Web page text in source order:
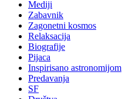
Mediji
Zabavnik
Zagonetni kosmos
Relaksacija
Biografije
Pijaca
Inspirisano astronomijom
Predavanja
SF